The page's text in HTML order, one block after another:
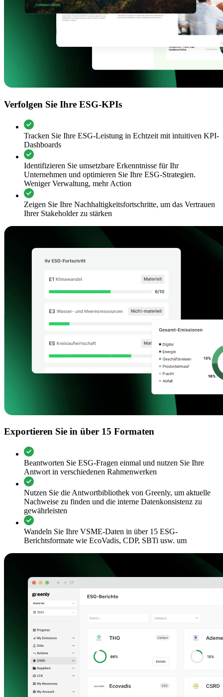
Verfolgen Sie Ihre ESG-KPIs
Tracken Sie Ihre ESG-Leistung in Echtzeit mit intuitiven KPI-
Dashboards
Identifizieren Sie umsetzbare Erkenntnisse für Ihr
Unternehmen und optimieren Sie Ihre ESG-Strategien.
Weniger Verwaltung, mehr Action
Zeigen Sie Ihre Nachhaltigkeitsfortschritte, um das Vertrauen
Ihrer Stakeholder zu stärken
Exportieren Sie in über 15 Formaten
Beantworten Sie ESG-Fragen einmal und nutzen Sie Ihre
Antwort in verschiedenen Rahmenwerken
Nutzen Sie die Antwortbibliothek von Greenly, um aktuelle
Nachweise zu finden und die interne Datenkonsistenz zu
gewährleisten
Wandeln Sie Ihre VSME-Daten in über 15 ESG-
Berichtsformate wie EcoVadis, CDP, SBTi usw. um